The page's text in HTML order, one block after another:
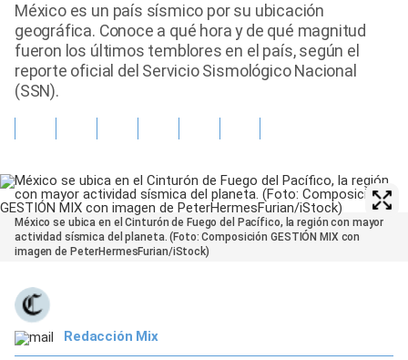
Gente
Vida Laboral
Tendencias Mix
México es un país sísmico por su ubicación
geográfica. Conoce a qué hora y de qué magnitud
fueron los últimos temblores en el país, según el
reporte oficial del Servicio Sismológico Nacional
(SSN).
México se ubica en el Cinturón de Fuego del Pacífico, la región con mayor
actividad sísmica del planeta. (Foto: Composición GESTIÓN MIX con
imagen de PeterHermesFurian/iStock)
Redacción Mix